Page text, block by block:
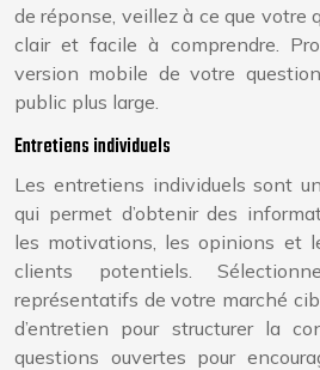
de réponse, veillez à ce que votre
clair et facile à comprendre.
version mobile de votre
public plus large.
Entretiens individuels
Les entretiens individuels sont
qui permet d’obtenir des
les motivations, les opinions et
clients potentiels.
représentatifs de votre marché
d’entretien pour structurer la
questions ouvertes pour